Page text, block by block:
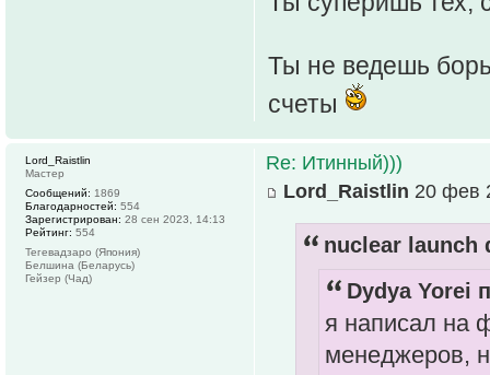
Ты не ведешь
счеты
Re: Итинный)))
Lord_Raistlin 20 фев
nuclear launch
Dydya Yorei
я написал на
менеджеров,
Lord_Raistlin
Мастер
Сообщений: 1869
Благодарностей: 554
Зарегистрирован: 28 сен 2023, 14:13
Рейтинг: 554
Тегевадзаро (Япония)
Белшина (Беларусь)
Гейзер (Чад)